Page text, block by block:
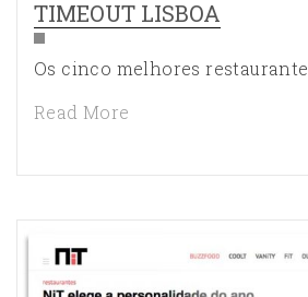
TIMEOUT LISBOA
Os cinco melhores
Read More